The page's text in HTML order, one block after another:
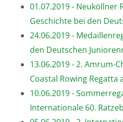
01.07.2019 - Neuköllner
Geschichte bei den
24.06.2019 -
den Deutschen
13.06.2019 - 2. Amrum-
Coastal Rowing
10.06.2019 -
Internationale 60.